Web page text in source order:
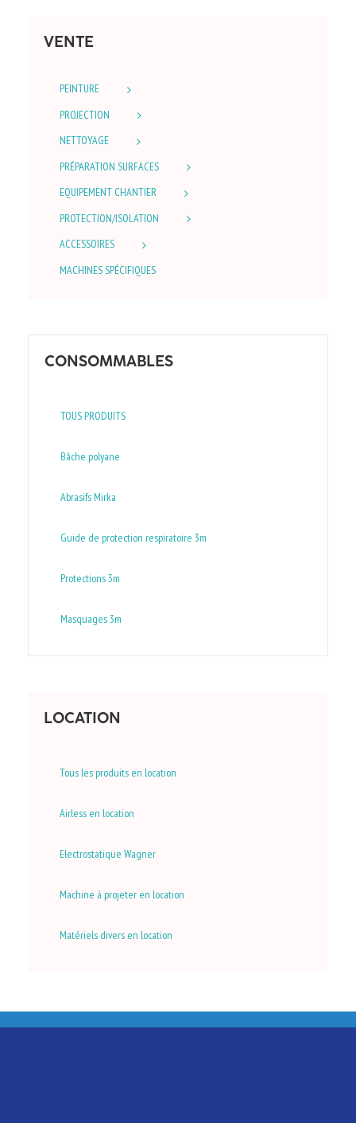
VENTE
PEINTURE
PROJECTION
NETTOYAGE
PRÉPARATION SURFACES
EQUIPEMENT CHANTIER
PROTECTION/ISOLATION
ACCESSOIRES
MACHINES SPÉCIFIQUES
CONSOMMABLES
TOUS PRODUITS
Bâche polyane
Abrasifs Mirka
Guide de protection respiratoire 3m
Protections 3m
Masquages 3m
LOCATION
Tous les produits en location
Airless en location
Electrostatique Wagner
Machine à projeter en location
Matériels divers en location